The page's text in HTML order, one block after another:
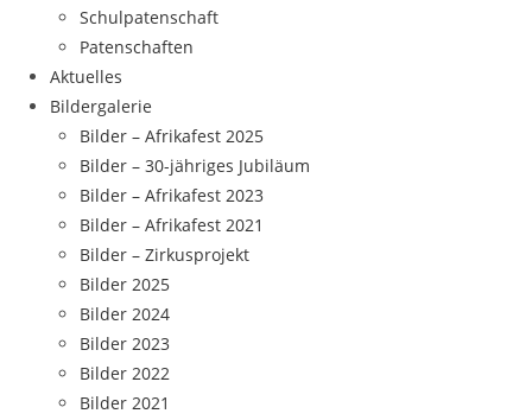
Schulpatenschaft
Patenschaften
Aktuelles
Bildergalerie
Bilder – Afrikafest 2025
Bilder – 30-jähriges Jubiläum
Bilder – Afrikafest 2023
Bilder – Afrikafest 2021
Bilder – Zirkusprojekt
Bilder 2025
Bilder 2024
Bilder 2023
Bilder 2022
Bilder 2021